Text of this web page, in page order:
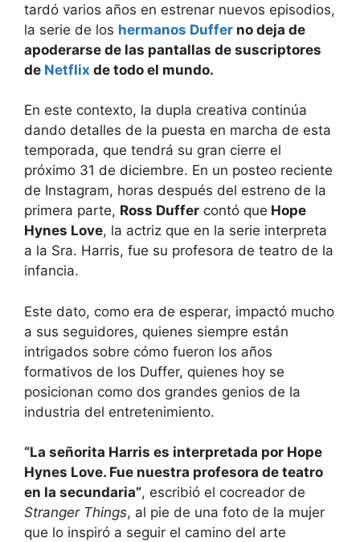
tardó varios años en estrenar nuevos episodios,
la serie de los hermanos Duffer no deja de
apoderarse de las pantallas de suscriptores
de Netflix de todo el mundo.
En este contexto, la dupla creativa continúa
dando detalles de la puesta en marcha de esta
temporada, que tendrá su gran cierre el
próximo 31 de diciembre. En un posteo reciente
de Instagram, horas después del estreno de la
primera parte, Ross Duffer contó que Hope
Hynes Love, la actriz que en la serie interpreta
a la Sra. Harris, fue su profesora de teatro de la
infancia.
Este dato, como era de esperar, impactó mucho
a sus seguidores, quienes siempre están
intrigados sobre cómo fueron los años
formativos de los Duffer, quienes hoy se
posicionan como dos grandes genios de la
industria del entretenimiento.
“La señorita Harris es interpretada por Hope
Hynes Love. Fue nuestra profesora de teatro
en la secundaria”, escribió el cocreador de
Stranger Things, al pie de una foto de la mujer
que lo inspiró a seguir el camino del arte